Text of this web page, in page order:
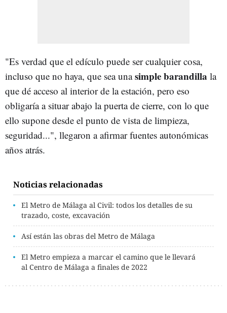
"Es verdad que el edículo puede ser cualquier cosa,
incluso que no haya, que sea unasimple barandilla la
que dé acceso al interior de la estación, pero eso
obligaría a situar abajo la puerta de cierre, con lo que
ello supone desde el punto de vista de limpieza,
seguridad...", llegaron a afirmar fuentes autonómicas
años atrás.
Noticias relacionadas
El Metro de Málaga al Civil: todos los detalles de su
trazado, coste, excavación
Así están las obras del Metro de Málaga
El Metro empieza a marcar el camino que le llevará
al Centro de Málaga a finales de 2022